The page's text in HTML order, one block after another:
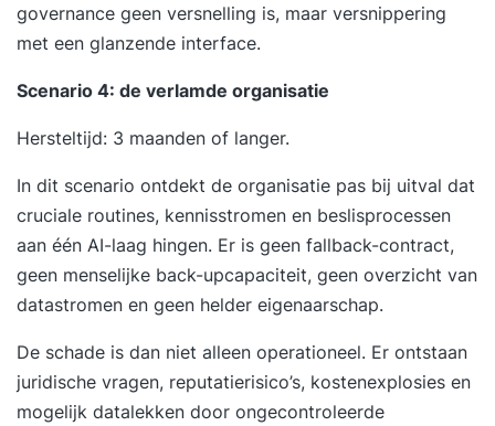
governance geen versnelling is, maar versnippering
met een glanzende interface.
Scenario 4: de verlamde organisatie
Hersteltijd: 3 maanden of langer.
In dit scenario ontdekt de organisatie pas bij uitval dat
cruciale routines, kennisstromen en beslisprocessen
aan één AI-laag hingen. Er is geen fallback-contract,
geen menselijke back-upcapaciteit, geen overzicht van
datastromen en geen helder eigenaarschap.
De schade is dan niet alleen operationeel. Er ontstaan
juridische vragen, reputatierisico’s, kostenexplosies en
mogelijk datalekken door ongecontroleerde